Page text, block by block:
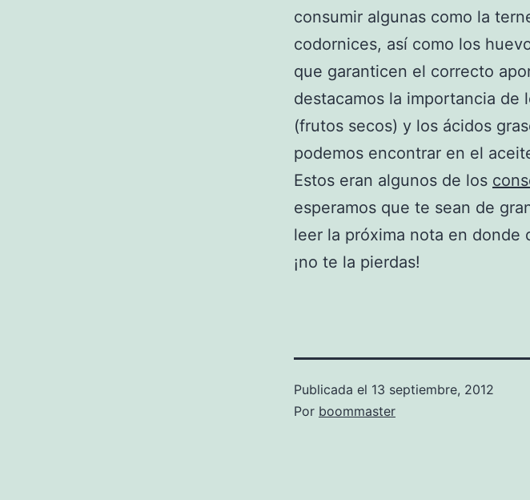
consumir algunas como la
codornices, así como los
que garanticen el correcto
destacamos la importancia de
(frutos secos) y los ácidos
podemos encontrar en el
Estos eran algunos de los
esperamos que te sean de
leer la próxima nota en donde
¡no te la pierdas!
Publicada el 13 septiembre, 2012
Por boommaster